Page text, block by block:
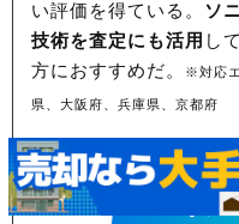
い評価を得ている。 ソ
技術を査定にも活用 し
方におすすめだ。
※対応
県、大阪府、兵庫県、京都府
東証プライム
SREリア